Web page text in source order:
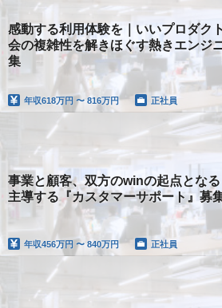
感動する利用体験を｜いいプロダク
会の複雑性を解きほぐす熱きエンジ
集
年収618万円 〜 816万円 正社員
事業と顧客、双方のwinの起点とな
主導する『カスタマーサポート』募
年収456万円 〜 840万円 正社員